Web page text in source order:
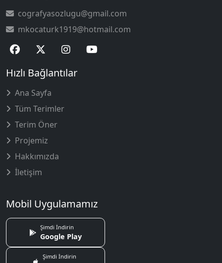
cografyasozlugu@gmail.com
mkocaturk1919@hotmail.com
Hızlı Bağlantılar
Ana Sayfa
Tüm Terimler
Terim Öner
Projemiz
Hakkımızda
İletişim
Mobil Uygulamamız
Şimdi İndirin
Google Play
Şimdi İndirin